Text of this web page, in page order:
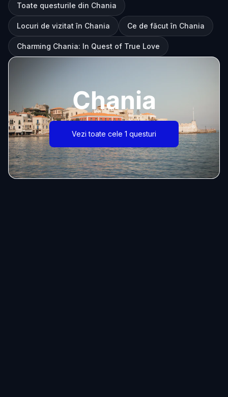
Toate questurile din Chania
Locuri de vizitat în Chania Ce de făcut în Chania
Charming Chania: In Quest of True Love
Chania
Vezi toate cele 1 questuri